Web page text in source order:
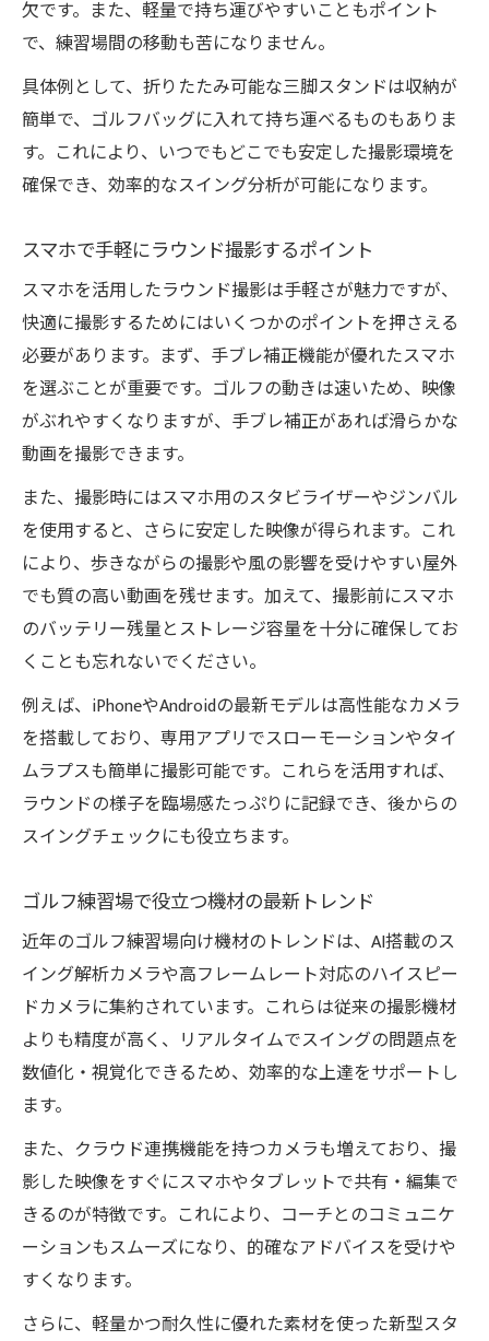
欠です。また、軽量で持ち運びやすいこともポイント
で、練習場間の移動も苦になりません。
具体例として、折りたたみ可能な三脚スタンドは収納が
簡単で、ゴルフバッグに入れて持ち運べるものもありま
す。これにより、いつでもどこでも安定した撮影環境を
確保でき、効率的なスイング分析が可能になります。
スマホで手軽にラウンド撮影するポイント
スマホを活用したラウンド撮影は手軽さが魅力ですが、
快適に撮影するためにはいくつかのポイントを押さえる
必要があります。まず、手ブレ補正機能が優れたスマホ
を選ぶことが重要です。ゴルフの動きは速いため、映像
がぶれやすくなりますが、手ブレ補正があれば滑らかな
動画を撮影できます。
また、撮影時にはスマホ用のスタビライザーやジンバル
を使用すると、さらに安定した映像が得られます。これ
により、歩きながらの撮影や風の影響を受けやすい屋外
でも質の高い動画を残せます。加えて、撮影前にスマホ
のバッテリー残量とストレージ容量を十分に確保してお
くことも忘れないでください。
例えば、iPhoneやAndroidの最新モデルは高性能なカメラ
を搭載しており、専用アプリでスローモーションやタイ
ムラプスも簡単に撮影可能です。これらを活用すれば、
ラウンドの様子を臨場感たっぷりに記録でき、後からの
スイングチェックにも役立ちます。
ゴルフ練習場で役立つ機材の最新トレンド
近年のゴルフ練習場向け機材のトレンドは、AI搭載のス
イング解析カメラや高フレームレート対応のハイスピー
ドカメラに集約されています。これらは従来の撮影機材
よりも精度が高く、リアルタイムでスイングの問題点を
数値化・視覚化できるため、効率的な上達をサポートし
ます。
また、クラウド連携機能を持つカメラも増えており、撮
影した映像をすぐにスマホやタブレットで共有・編集で
きるのが特徴です。これにより、コーチとのコミュニケ
ーションもスムーズになり、的確なアドバイスを受けや
すくなります。
さらに、軽量かつ耐久性に優れた素材を使った新型スタ